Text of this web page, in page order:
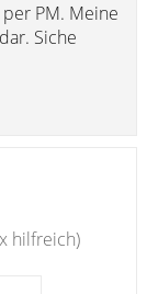
PM. Meine
Siche
hilfreich)